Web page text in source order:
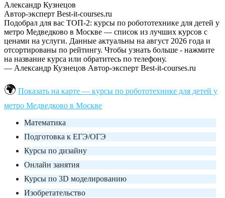
Александр Кузнецов
Автор-эксперт Best-it-courses.ru
Подобрал для вас ТОП-2: курсы по робототехнике для детей у
метро Медведково в Москве — список из лучших курсов с
ценами на услуги. Данные актуальны на август 2026 года и
отсортированы по рейтингу. Чтобы узнать больше - нажмите
на название курса или обратитесь по телефону.
— Александр Кузнецов Автор-эксперт Best-it-courses.ru
Показать на карте — курсы по робототехнике для детей у
метро Медведково в Москве
Математика
Подготовка к ЕГЭ/ОГЭ
Курсы по дизайну
Онлайн занятия
Курсы по 3D моделированию
Изобретательство